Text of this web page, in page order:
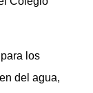
los
del agua,